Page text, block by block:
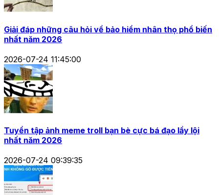
Giải đáp những câu hỏi về bảo hiểm nhân thọ phổ biến
nhất năm 2026
2026-07-24 11:45:00
Tuyển tập ảnh meme troll bạn bè cực bá đạo lầy lội
nhất năm 2026
2026-07-24 09:39:35